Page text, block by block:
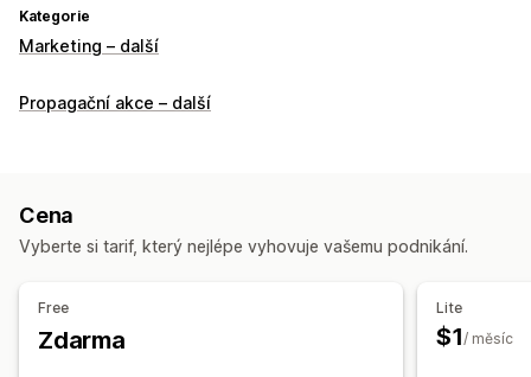
Kategorie
Marketing – další
Propagační akce – další
Cena
Vyberte si tarif, který nejlépe vyhovuje vašemu podnikání.
Free
Zdarma
Lite
$1/ měsíc